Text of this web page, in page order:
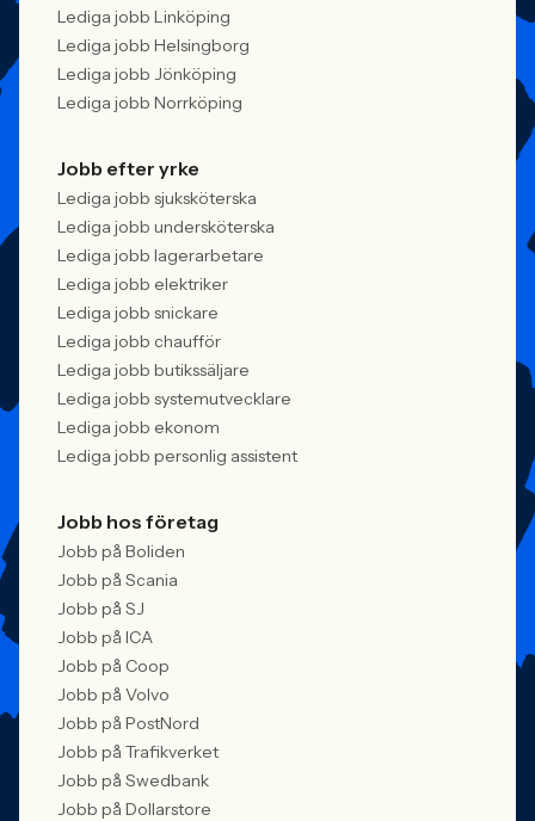
Lediga jobb Linköping
Lediga jobb Helsingborg
Lediga jobb Jönköping
Lediga jobb Norrköping
Jobb efter yrke
Lediga jobb sjuksköterska
Lediga jobb undersköterska
Lediga jobb lagerarbetare
Lediga jobb elektriker
Lediga jobb snickare
Lediga jobb chaufför
Lediga jobb butikssäljare
Lediga jobb systemutvecklare
Lediga jobb ekonom
Lediga jobb personlig assistent
Jobb hos företag
Jobb på Boliden
Jobb på Scania
Jobb på SJ
Jobb på ICA
Jobb på Coop
Jobb på Volvo
Jobb på PostNord
Jobb på Trafikverket
Jobb på Swedbank
Jobb på Dollarstore